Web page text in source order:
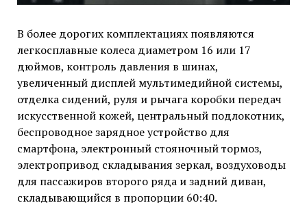
В более дорогих комплектациях появляются
легкосплавные колеса диаметром 16 или 17
дюймов, контроль давления в шинах,
увеличенный дисплей мультимедийной системы,
отделка сидений, руля и рычага коробки передач
искусственной кожей, центральный подлокотник,
беспроводное зарядное устройство для
смартфона, электронный стояночный тормоз,
электропривод складывания зеркал, воздуховоды
для пассажиров второго ряда и задний диван,
складывающийся в пропорции 60:40.